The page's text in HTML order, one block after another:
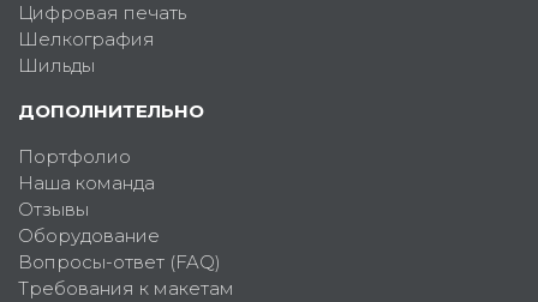
Цифровая печать
Шелкография
Шильды
ДОПОЛНИТЕЛЬНО
Портфолио
Наша команда
Отзывы
Оборудование
Вопросы-ответ (FAQ)
Требования к макетам